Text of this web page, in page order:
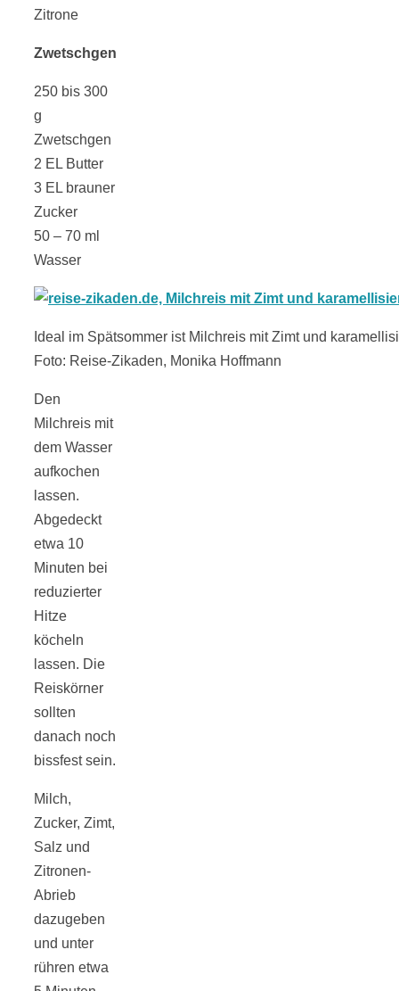
Zitrone
Zwetschgen
250 bis 300
g
Zwetschgen
2 EL Butter
3 EL brauner
Zucker
50 – 70 ml
Wasser
Ideal im Spätsommer ist Milchreis mit Zimt und
Foto: Reise-Zikaden, Monika Hoffmann
Den
Milchreis mit
dem Wasser
aufkochen
lassen.
Abgedeckt
etwa 10
Minuten bei
reduzierter
Hitze
köcheln
lassen. Die
Reiskörner
sollten
danach noch
bissfest sein.
Milch,
Zucker, Zimt,
Salz und
Zitronen-
Abrieb
dazugeben
und unter
rühren etwa